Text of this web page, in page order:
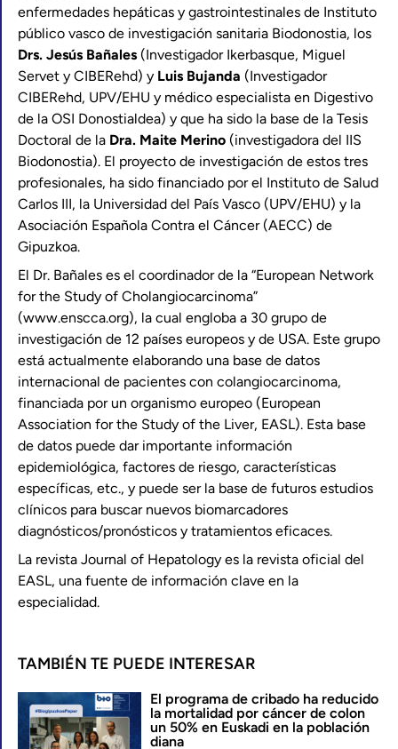
enfermedades hepáticas y gastrointestinales de Instituto
público vasco de investigación sanitaria Biodonostia, los
Drs. Jesús Bañales (Investigador Ikerbasque, Miguel
Servet y CIBERehd) y Luis Bujanda (Investigador
CIBERehd, UPV/EHU y médico especialista en Digestivo
de la OSI Donostialdea) y que ha sido la base de la Tesis
Doctoral de la Dra. Maite Merino (investigadora del IIS
Biodonostia). El proyecto de investigación de estos tres
profesionales, ha sido financiado por el Instituto de Salud
Carlos III, la Universidad del País Vasco (UPV/EHU) y la
Asociación Española Contra el Cáncer (AECC) de
Gipuzkoa.
El Dr. Bañales es el coordinador de la “European Network
for the Study of Cholangiocarcinoma”
(www.enscca.org), la cual engloba a 30 grupo de
investigación de 12 países europeos y de USA. Este grupo
está actualmente elaborando una base de datos
internacional de pacientes con colangiocarcinoma,
financiada por un organismo europeo (European
Association for the Study of the Liver, EASL). Esta base
de datos puede dar importante información
epidemiológica, factores de riesgo, características
específicas, etc., y puede ser la base de futuros estudios
clínicos para buscar nuevos biomarcadores
diagnósticos/pronósticos y tratamientos eficaces.
La revista Journal of Hepatology es la revista oficial del
EASL, una fuente de información clave en la
especialidad.
TAMBIÉN TE PUEDE INTERESAR
El programa de cribado ha reducido
la mortalidad por cáncer de colon
un 50% en Euskadi en la población
diana